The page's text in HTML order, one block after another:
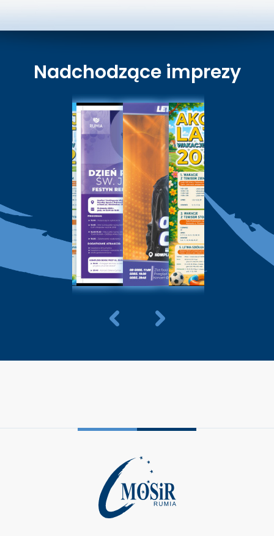
Nadchodzące imprezy